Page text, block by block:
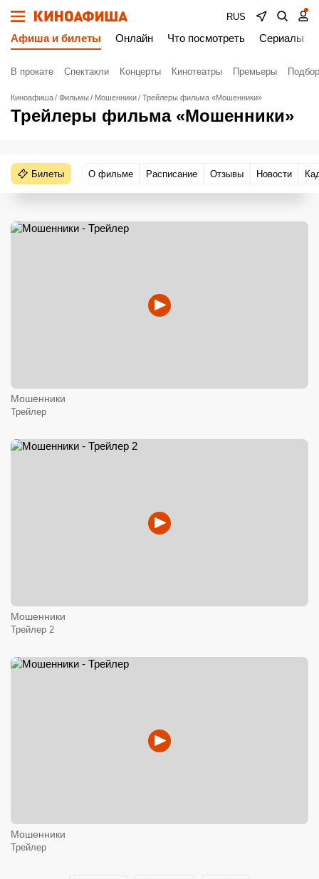
RUS
Афиша и билеты Онлайн Что посмотреть Сериалы
В прокате Спектакли Концерты Кинотеатры Премьеры
Киноафиша Фильмы Мошенники Трейлеры фильма «Мошенники»
Трейлеры фильма «Мошенники»
Билеты О фильме Расписание Отзывы Новости
Мошенники
Трейлер
Мошенники
Трейлер 2
Мошенники
Трейлер